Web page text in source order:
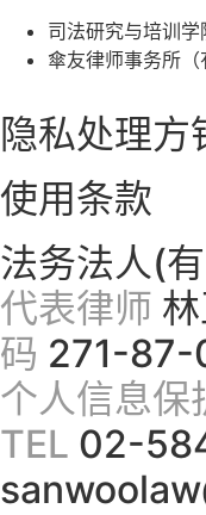
司法研究与培训学
傘友律师事务所（
隐私处理方
使用条款
法务法人(
代表律师
码 271-87-
个人信息保
TEL 02-